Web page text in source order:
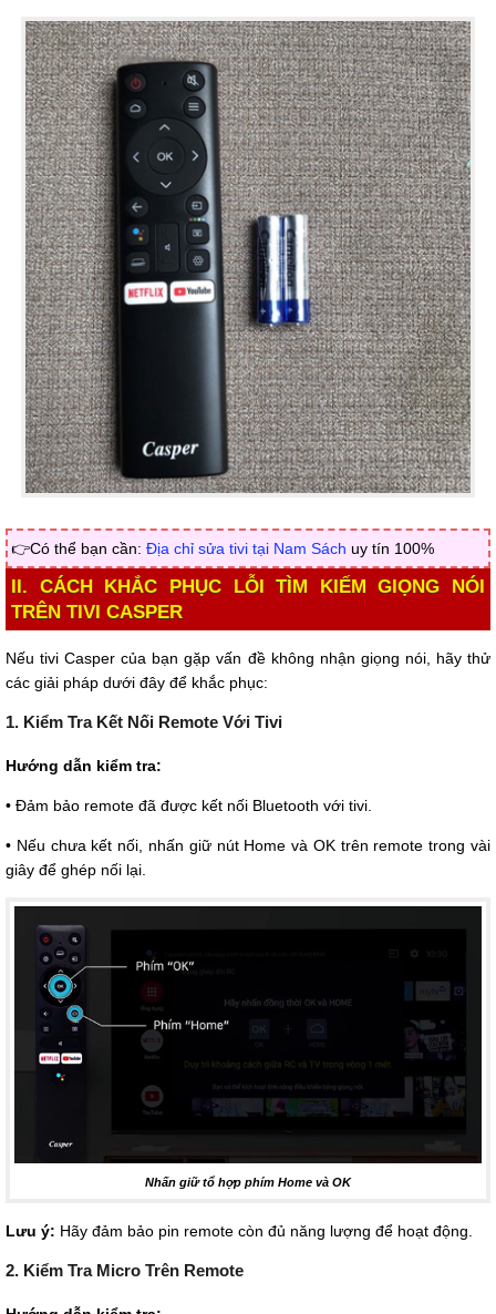
👉Có thể bạn cần: Địa chỉ sửa tivi tại Nam Sách uy tín 100%
II. CÁCH KHẮC PHỤC LỖI TÌM KIẾM GIỌNG NÓI
TRÊN TIVI CASPER
Nếu tivi Casper của bạn gặp vấn đề không nhận giọng nói, hãy thử
các giải pháp dưới đây để khắc phục:
1. Kiểm Tra Kết Nối Remote Với Tivi
Hướng dẫn kiểm tra:
• Đảm bảo remote đã được kết nối Bluetooth với tivi.
• Nếu chưa kết nối, nhấn giữ nút Home và OK trên remote trong vài
giây để ghép nối lại.
Nhấn giữ tổ hợp phím Home và OK
Lưu ý: Hãy đảm bảo pin remote còn đủ năng lượng để hoạt động.
2. Kiểm Tra Micro Trên Remote